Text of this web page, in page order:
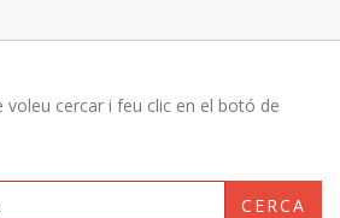
voleu cercar i feu clic en el botó de
CERCA